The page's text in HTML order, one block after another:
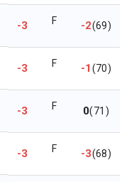
-3 F -2(69)
-3 F -1(70)
-3 F 0(71)
-3 F -3(68)